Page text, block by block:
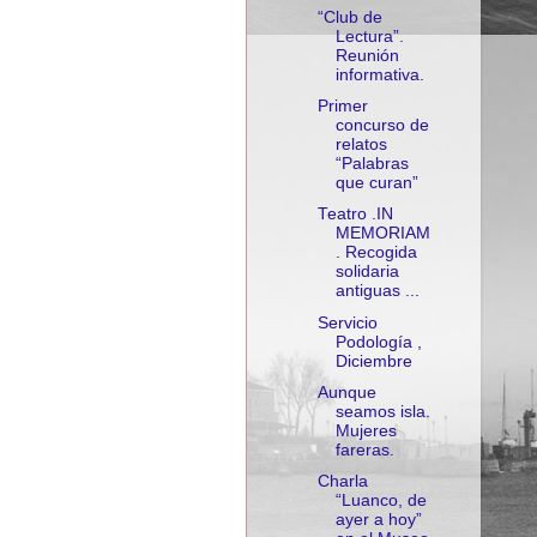
“Club de
Lectura”.
Reunión
informativa.
Primer
concurso de
relatos
“Palabras
que curan”
Teatro .IN
MEMORIAM
. Recogida
solidaria
antiguas ...
Servicio
Podología ,
Diciembre
Aunque
seamos isla.
Mujeres
fareras.
Charla
“Luanco, de
ayer a hoy”